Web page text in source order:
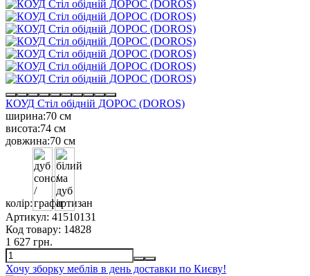
КОУД Стіл обідній ДОРОС (DOROS)
ширина:70 см
висота:74 см
довжина:70 см
колір:
Артикул: 41510131
Код товару: 14828
1 627 грн.
Хочу зборку меблів в день доставки по Києву!